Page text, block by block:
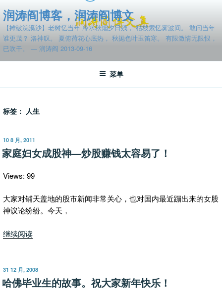
至
容
润涛阎博客，润涛阎博文
【摊破浣溪沙】老树忆当年 冷水秋烟夕日残， 枯枝索忆雾波间。 敢问当年
谁更茂？ 洛神叹。 夏俯荷花心底热， 秋抛色叶玉笛寒。 有限激情无限恨，
已吹干。 — 润涛阎 2013-09-16
菜单
标签： 人生
发
布
于
10 8 月, 2011
家庭妇女成股神—炒股赚钱太容易了！
Views: 99
大家对铺天盖地的股市新闻非常关心，也对国内最近蹦出来的女股
神议论纷纷。今天，
继续阅读“家
女
成
发
布
于
31 12 月, 2008
哈佛毕业生的故事。祝大家新年快乐！